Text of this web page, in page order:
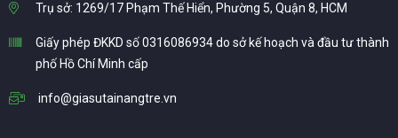
Trụ sở: 1269/17 Phạm Thế Hiển, Phường 5, Quận 8, HCM
Giấy phép ĐKKD số 0316086934 do sở kế hoạch và đầu tư thành
phố Hồ Chí Minh cấp
info@giasutainangtre.vn